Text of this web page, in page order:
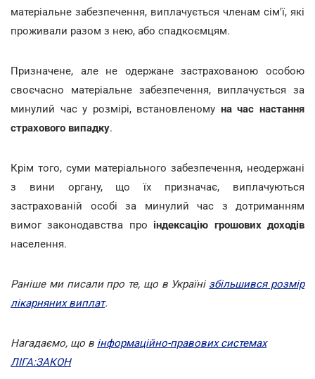
матеріальне забезпечення, виплачується членам сім'ї, які
проживали разом з нею, або спадкоємцям.
Призначене, але не одержане застрахованою особою
своєчасно матеріальне забезпечення, виплачується за
минулий час у розмірі, встановленому на час настання
страхового випадку.
Крім того, суми матеріального забезпечення, неодержані
з вини органу, що їх призначає, виплачуються
застрахованій особі за минулий час з дотриманням
вимог законодавства про індексацію грошових доходів
населення.
Раніше ми писали про те, що в Україні збільшився розмір
лікарняних виплат.
Нагадаємо, що в інформаційно-правових системах
ЛІГА:ЗАКОН